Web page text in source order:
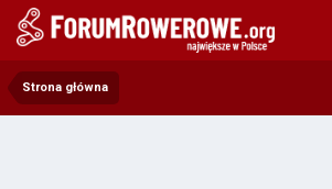
Strona główna